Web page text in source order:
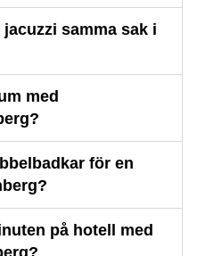
samma sak i
med
för en
på hotell med